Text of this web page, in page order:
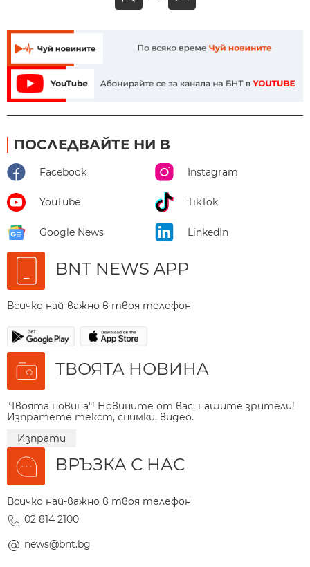
ПОСЛЕДВАЙТЕ НИ В
Facebook Instagram
YouTube TikTok
Google News LinkedIn
BNT NEWS APP
Всичко най-важно в твоя телефон
ТВОЯТА НОВИНА
"Твоята новина"! Новините от вас, нашите зрители!
Изпратете текст, снимки, видео.
Изпрати
ВРЪЗКА С НАС
Всичко най-важно в твоя телефон
02 814 2100
news@bnt.bg